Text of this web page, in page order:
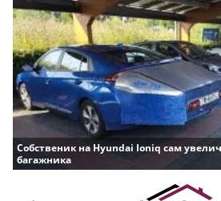
Собственик на Hyundai Ioniq сам
багажника